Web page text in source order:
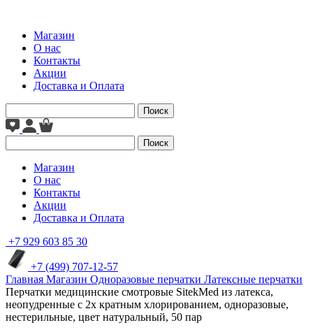
Магазин
О нас
Контакты
Акции
Доставка и Оплата
Поиск
Поиск
Магазин
О нас
Контакты
Акции
Доставка и Оплата
+7 929 603 85 30
+7 (499) 707-12-57
Главная Магазин Одноразовые перчатки Латексные перчатки
Перчатки медицинские смотровые SitekMed из латекса,
неопудренные с 2х кратным хлорированием, одноразовые,
нестерильные, цвет натуральный, 50 пар